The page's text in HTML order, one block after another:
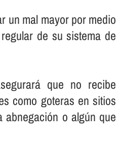
un mal mayor por medio
de su sistema de
que no recibe
como goteras en sitios
abnegación o algún que